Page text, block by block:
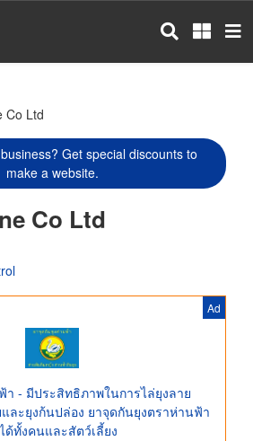
Co Ltd
Get special discounts to
make a website.
Co Ltd
Ad
า - มีประสิทธิภาพในการไล่ยุงลาย
ละยุงก้นปล่อง ยาจุดกันยุงตราห่านฟ้า
ด้ทั้งคนและสัตว์เลี้ยง